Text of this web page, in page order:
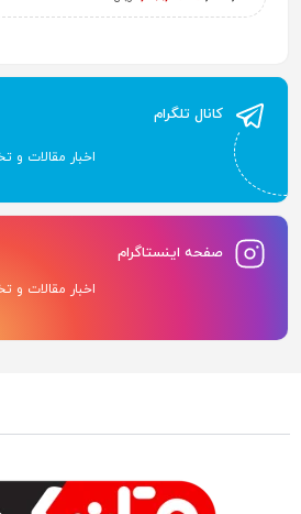
کانال تلگرام
اخبار مقالات و
صفحه اینستاگرام
اخبار مقالات و